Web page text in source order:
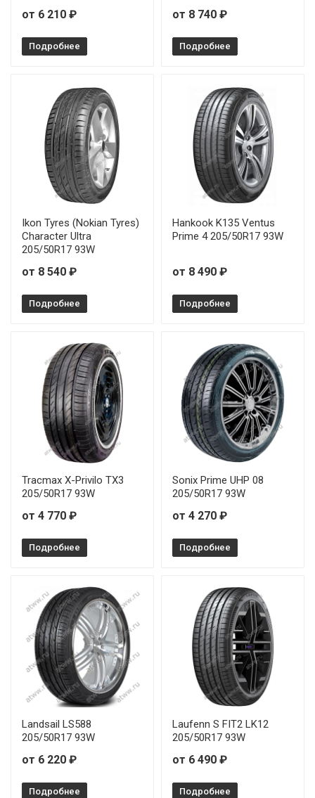
от 6 210 ₽
Подробнее
от 8 740 ₽
Подробнее
Ikon Tyres (Nokian Tyres)
Character Ultra
205/50R17 93W
от 8 540 ₽
Подробнее
Hankook K135 Ventus
Prime 4 205/50R17 93W
от 8 490 ₽
Подробнее
Tracmax X-Privilo TX3
205/50R17 93W
от 4 770 ₽
Подробнее
Sonix Prime UHP 08
205/50R17 93W
от 4 270 ₽
Подробнее
Landsail LS588
205/50R17 93W
от 6 220 ₽
Подробнее
Laufenn S FIT2 LK12
205/50R17 93W
от 6 490 ₽
Подробнее